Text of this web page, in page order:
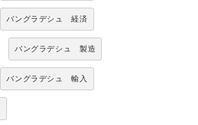
バングラデシュ 経済
バングラデシュ 製造
バングラデシュ 輸入